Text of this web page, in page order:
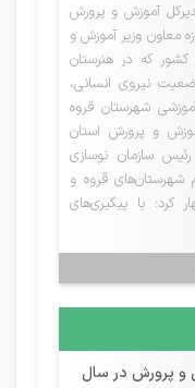
مدیرکل آموزش و پرورش
معاون وزیر آموزش و
که در هنرستان
نیروی انسانی،
شهرستان قروه
و پرورش استان
سازمان نوسازی
شهرستان‌های قروه و
کرد: با پیگیری‌های
و پرورش در سال